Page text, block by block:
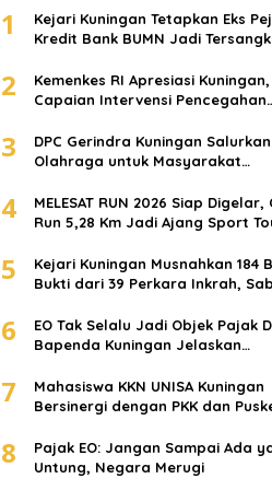
Disdukcapil
Jawa Barat,
Semua OPD!
August 2025
Kuningan Musnahkan
Inkrah, Sabu
agar Tak Bisa
1
Kejari Kuningan Tetapkan Eks
Kredit Bank BUMN Jadi
2
Kemenkes RI Apresiasi Kuningan,
Capaian Intervensi Pencegahan
3
DPC Gerindra Kuningan
Olahraga untuk Masyarakat
Generasi Muda
4
MELESAT RUN 2026 Siap
Run 5,28 Km Jadi Ajang Sport
5
Kejari Kuningan Musnahkan 184
Bukti dari 39 Perkara Inkrah,
6
EO Tak Selalu Jadi Objek Pajak
Bapenda Kuningan Jelaskan
7
Mahasiswa KKN UNISA Kuningan
Bersinergi dengan PKK dan
hingga Perawatan Lansia
8
Pajak EO: Jangan Sampai Ada
Untung, Negara Merugi